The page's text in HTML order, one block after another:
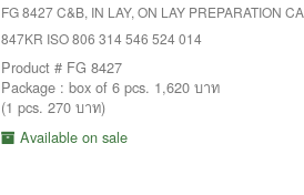
FG 8427 C&B, IN LAY, ON LAY PREPARATION
847KR ISO 806 314 546 524 014
Product # FG 8427
Package : box of 6 pcs. 1,620 บาท
(1 pcs. 270 บาท)
Available on sale